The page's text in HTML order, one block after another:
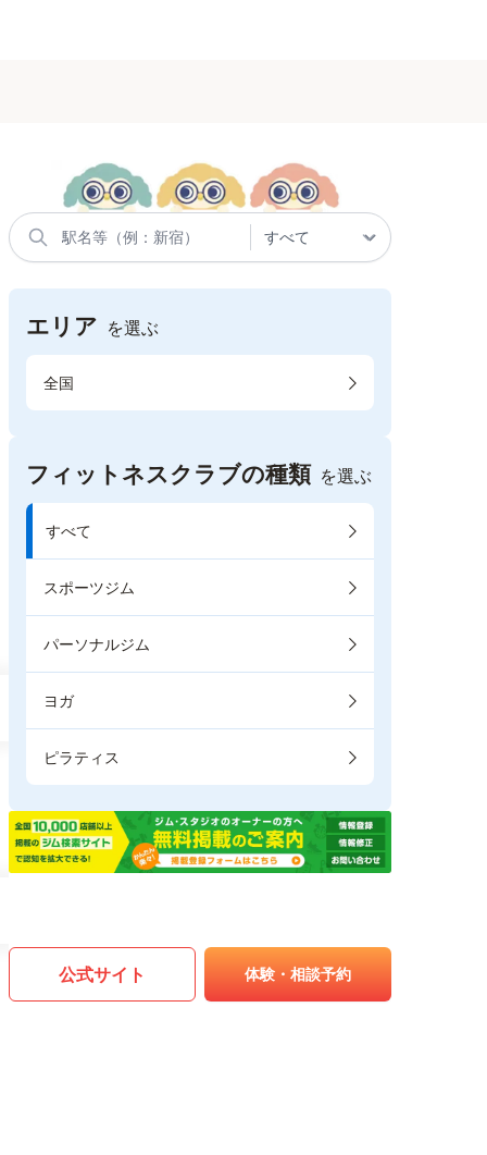
エリア を選ぶ
全国
フィットネスクラブの種類 を選ぶ
すべて
スポーツジム
パーソナルジム
ヨガ
ピラティス
公式サイト 体験・相談予約